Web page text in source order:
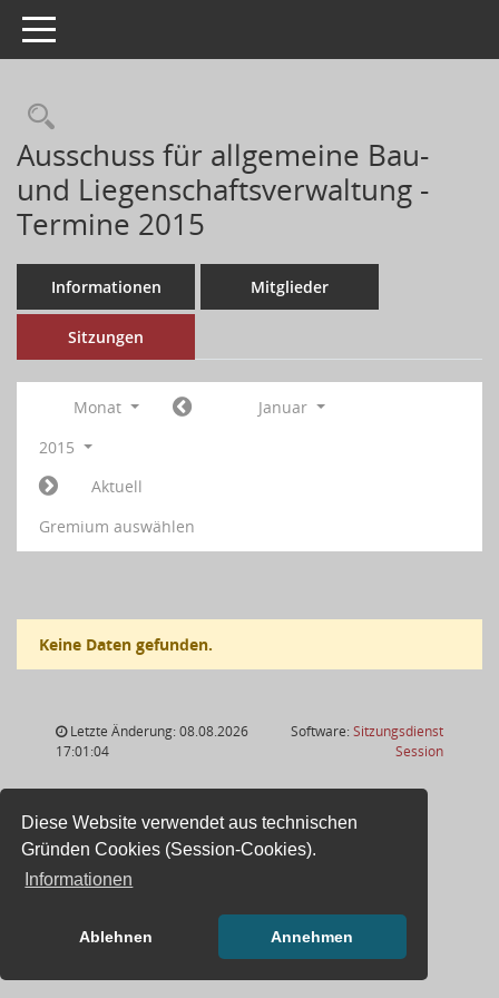
Diese Website verwendet aus technischen
Gründen Cookies (Session-Cookies).
Informationen
Ablehnen Annehmen
Toggle navigation
Ausschuss für allgemeine Bau-
und Liegenschaftsverwaltung -
Termine 2015
Informationen Mitglieder
Sitzungen
Monat
Januar
2015
Aktuell
Gremium auswählen
Keine Daten gefunden.
Letzte Änderung: 08.08.2026
17:01:04
Software:Sitzungsdienst
Session(Wird in